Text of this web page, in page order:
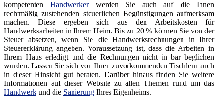
kompetentenHandwerkerwerden Sie auch auf die Ihnen
rechtmäßig zustehenden steuerlichen Begünstigungen aufmerksam
machen. Diese ergeben sich aus den Arbeitskosten für
Handwerksarbeiten in Ihrem Heim. Bis zu 20 % können Sie von der
Steuer absetzen, wenn Sie die Handwerksrechnungen in Ihrer
Steuererklärung angeben. Voraussetzung ist, dass die Arbeiten in
Ihrem Haus erledigt und die Rechnungen nicht in bar beglichen
wurden. Lassen Sie sich von Ihren zuvorkommenden Tischlern auch
in dieser Hinsicht gut beraten. Darüber hinaus finden Sie weitere
Informationen auf dieser Website zu allen Themen rund um das
Handwerk und die Sanierung Ihres Eigenheims.